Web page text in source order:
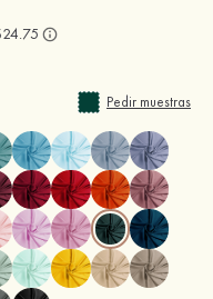
Pedir muestras